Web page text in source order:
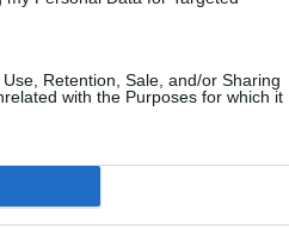
Retention, Sale, and/or Sharing
with the Purposes for which it